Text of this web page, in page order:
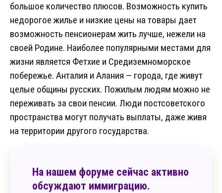
большое количество плюсов. Возможность купить
недорогое жилье и низкие цены на товары дает
возможность пенсионерам жить лучше, нежели на
своей Родине. Наиболее популярными местами для
жизни является Фетхие и Средиземноморское
побережье. Анталия и Алания — города, где живут
целые общины русских. Пожилым людям можно не
переживать за свои пенсии. Люди постсоветского
пространства могут получать выплаты, даже живя
на территории другого государства.
На нашем форуме сейчас активно
обсуждают иммиграцию.